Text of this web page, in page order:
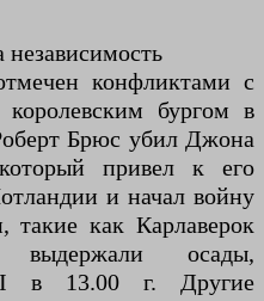
независимость
конфликтами с
бургом в
Брюс убил Джона
привел к его
и начал войну
такие как Карлаверок
выдержали осады,
I в 13.00 г. Другие